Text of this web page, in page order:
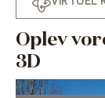
Oplev
3D